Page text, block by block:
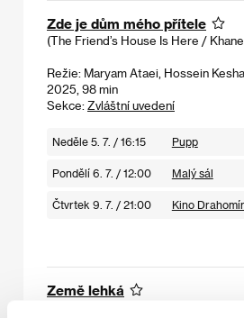
Zde je dům mého přítele
(The Friend’s House Is Here /
Režie: Maryam Ataei, Hossein
2025, 98 min
Sekce: Zvláštní uvedení
Neděle 5. 7. / 16:15 Pupp
Pondělí 6. 7. / 12:00 Malý sál
Čtvrtek 9. 7. / 21:00 Kino
Země lehká